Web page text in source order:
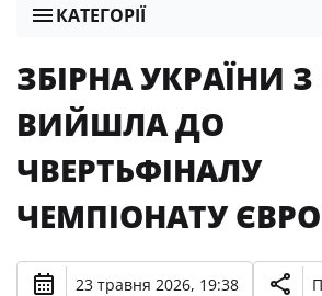
КАТЕГОРІЇ
ЗБІРНА УКРАЇНИ З
ВИЙШЛА ДО
ЧВЕРТЬФІНАЛУ
ЧЕМПІОНАТУ
23 травня 2026, 19:38